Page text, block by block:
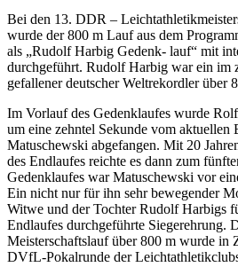
Bei den 13. DDR –
wurde der 800 m Lauf aus dem
als „Rudolf Harbig Gedenk- lauf“ mit
durchgeführt. Rudolf Harbig war ein im
gefallener deutscher Weltrekordler über
Im Vorlauf des Gedenklaufes wurde
um eine zehntel Sekunde vom aktuellen
Matuschewski abgefangen. Mit 20
des Endlaufes reichte es dann zum
Gedenklaufes war Matuschewski vor
Ein nicht nur für ihn sehr bewegender
Witwe und der Tochter Rudolf Harbigs
Endlaufes durchgeführte Siegerehrung.
Meisterschaftslauf über 800 m wurde in
DVfL-Pokalrunde der